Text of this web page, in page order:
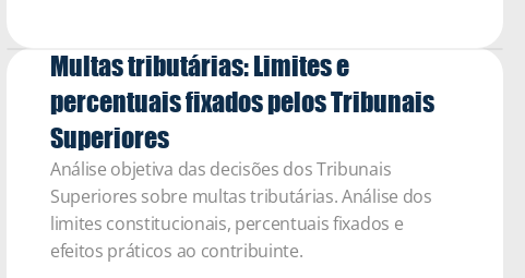
Multas tributárias: Limites e
percentuais fixados pelos Tribunais
Superiores
Análise objetiva das decisões dos Tribunais
Superiores sobre multas tributárias. Análise dos
limites constitucionais, percentuais fixados e
efeitos práticos ao contribuinte.